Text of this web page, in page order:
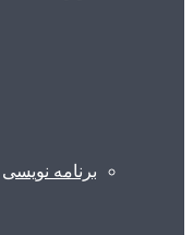
برنامه نویسی